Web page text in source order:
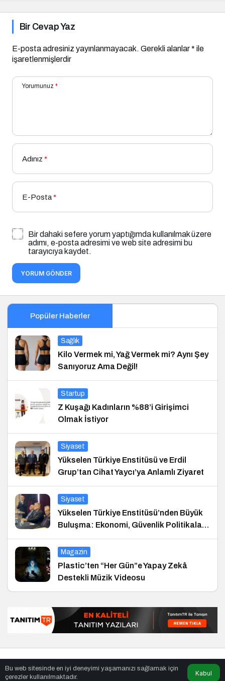
Bir Cevap Yaz
E-posta adresiniz yayınlanmayacak. Gerekli alanlar* ile
işaretlenmişlerdir
Yorumunuz *
Adınız *
E-Posta*
Bir dahaki sefere yorum yaptığımda kullanılmak üzere
adımı, e-posta adresimi ve web site adresimi bu
tarayıcıya kaydet.
YORUM GÖNDER
Popüler Haberler
Sağlık
Kilo Vermek mi, Yağ Vermek mi? Aynı Şey
Sanıyoruz Ama Değil!
Startup
Z Kuşağı Kadınların %88’i Girişimci
Olmak İstiyor
Siyaset
Yükselen Türkiye Enstitüsü ve Erdil
Grup’tan Cihat Yaycı’ya Anlamlı Ziyaret
Siyaset
Yükselen Türkiye Enstitüsü’nden Büyük
Buluşma: Ekonomi, Güvenlik Politikaları
ve Hukuk Konferansı
Magazin
Plastic’ten “Her Gün”e Yapay Zekâ
Destekli Müzik Videosu
Bu web sitesinde en iyi deneyimi yaşamanızı sağlamak için
çerezler kullanılmaktadır.
Kabul
en iyiler
listesi ,bihaber, sağlıklı